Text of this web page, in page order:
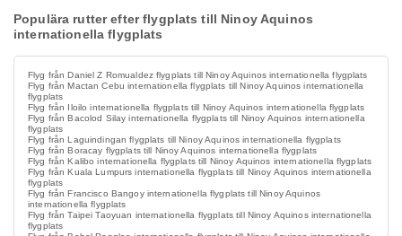
Populära rutter efter flygplats till Ninoy Aquinos
internationella flygplats
Flyg från Daniel Z Romualdez flygplats till Ninoy Aquinos internationella flygplats
Flyg från Mactan Cebu internationella flygplats till Ninoy Aquinos internationella
flygplats
Flyg från Iloilo internationella flygplats till Ninoy Aquinos internationella flygplats
Flyg från Bacolod Silay internationella flygplats till Ninoy Aquinos internationella
flygplats
Flyg från Laguindingan flygplats till Ninoy Aquinos internationella flygplats
Flyg från Boracay flygplats till Ninoy Aquinos internationella flygplats
Flyg från Kalibo internationella flygplats till Ninoy Aquinos internationella flygplats
Flyg från Kuala Lumpurs internationella flygplats till Ninoy Aquinos internationella
flygplats
Flyg från Francisco Bangoy internationella flygplats till Ninoy Aquinos
internationella flygplats
Flyg från Taipei Taoyuan internationella flygplats till Ninoy Aquinos internationella
flygplats